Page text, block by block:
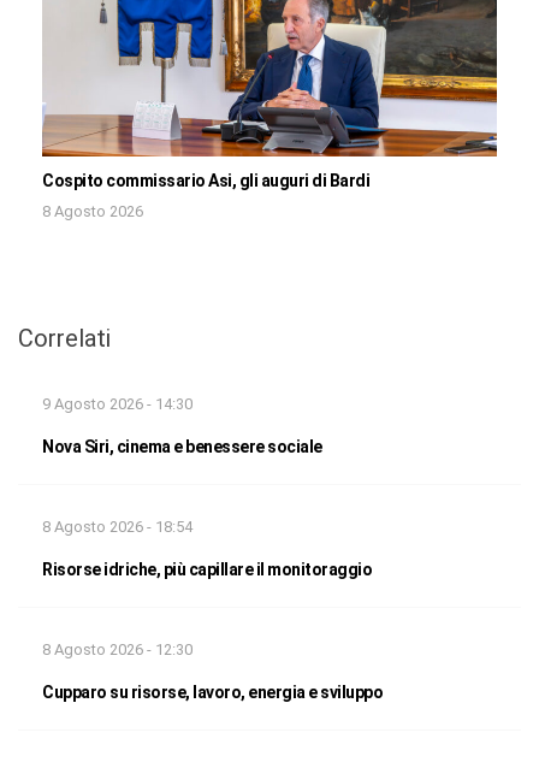
Cospito commissario Asi, gli auguri di Bardi
8 Agosto 2026
Correlati
9 Agosto 2026 - 14:30
Nova Siri, cinema e benessere sociale
8 Agosto 2026 - 18:54
Risorse idriche, più capillare il monitoraggio
8 Agosto 2026 - 12:30
Cupparo su risorse, lavoro, energia e sviluppo